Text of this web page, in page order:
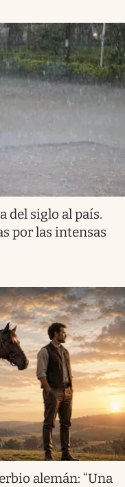
del siglo al país.
por las intensas
alemán: “Una